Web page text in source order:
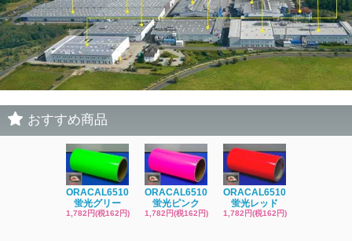
おすすめ商品
ORACAL6510
蛍光グリー
1,782円(税162円)
ORACAL6510
蛍光ピンク
1,782円(税162円)
ORACAL6510
蛍光レッド
1,782円(税162円)